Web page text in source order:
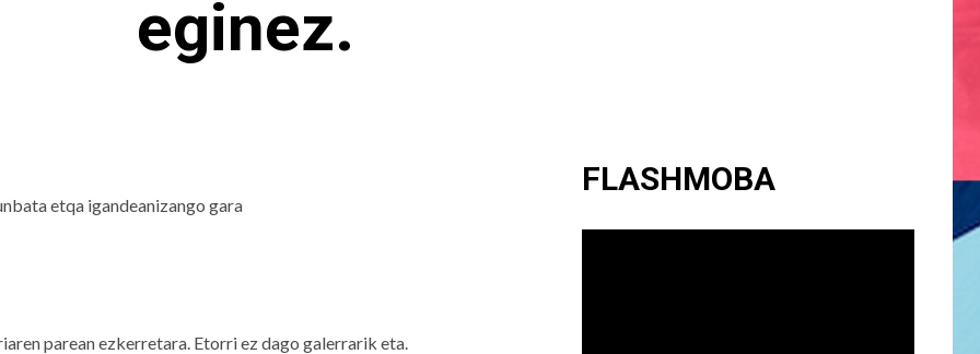
eginez.
etqa igandeanizango gara
parean ezkerretara. Etorri ez dago galerrarik eta.
FLASHMOBA